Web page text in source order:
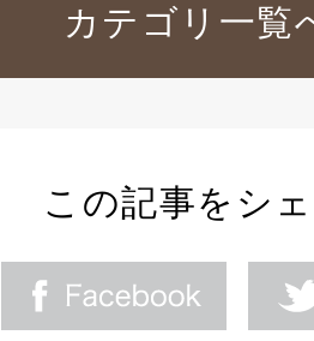
カテゴリ一覧
この記事をシ